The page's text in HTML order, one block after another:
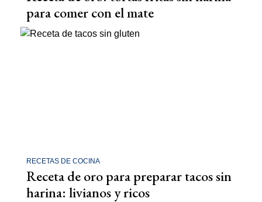
para comer con el mate
RECETAS DE COCINA
Receta de oro para preparar tacos sin
harina: livianos y ricos